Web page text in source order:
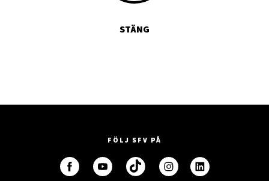
STÄNG
FÖLJ SFV PÅ